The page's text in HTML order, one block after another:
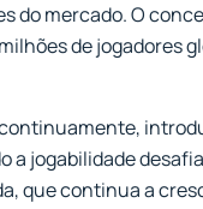
do mercado. O
de jogadores
a jogabilidade
que continua a